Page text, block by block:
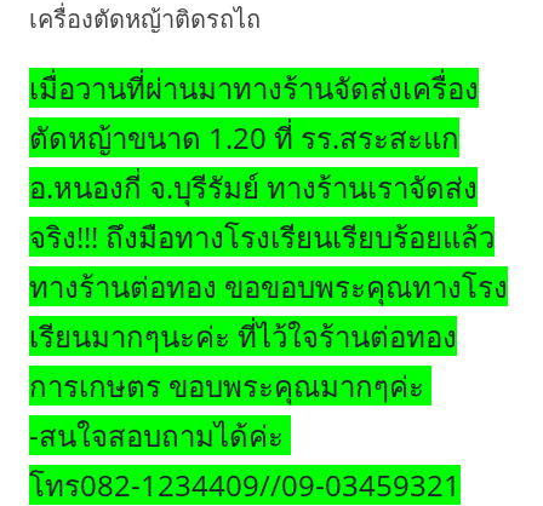
เครื่องตัดหญ้าติดรถไถ
เมื่อวานที่ผ่านมาทางร้านจัดส่งเครื่อง
ตัดหญ้าขนาด 1.20 ที่ รร.สระสะแก
อ.หนองกี่ จ.บุรีรัมย์ ทางร้านเราจัดส่ง
จริง!!! ถึงมือทางโรงเรียนเรียบร้อยแล้ว
ทางร้านต่อทอง ขอขอบพระคุณทางโรง
เรียนมากๆนะค่ะ ที่ไว้ใจร้านต่อทอง
การเกษตร ขอบพระคุณมากๆค่ะ
-สนใจสอบถามได้ค่ะ
โทร082-1234409//09-03459321